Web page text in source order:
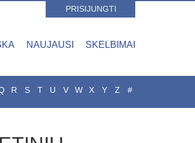
PRISIJUNGTI
NAUJAUSI SKELBIMAI
R S T U V W X Y Z #